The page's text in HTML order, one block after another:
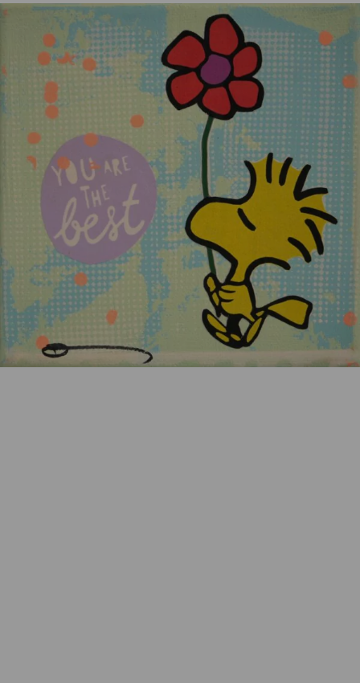
Artikelnummer:k-2605AF15
Kategorie:Geschenke / Artshop
Beschreibung
Unikat, Mischtechnik auf Leinwand, ICON, 15 x 15 x 4
cm, stempelsigniert.
Eigenschaften
Versand und Lieferung